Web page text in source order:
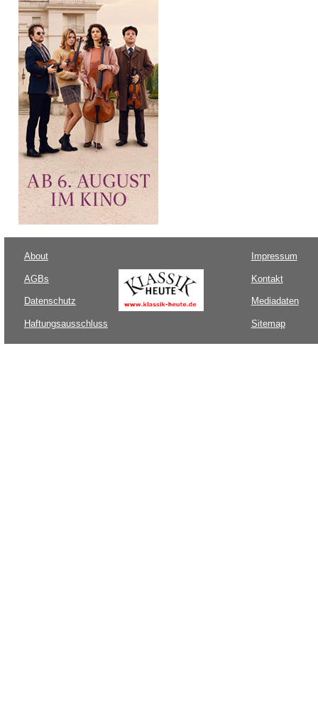
About
AGBs
Datenschutz
Haftungsausschluss
Impressum
Kontakt
Mediadaten
Sitemap